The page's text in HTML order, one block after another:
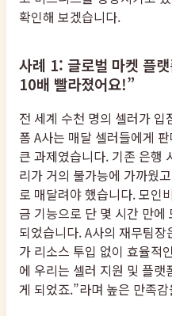
확인해 보겠습니다.
사례 1: 글로벌 마켓 플
10배 빨라졌어요!”
전 세계 수천 명의 셀러가
폼 A사는 매달 셀러들에게
큰 과제였습니다. 기존 은행
리가 거의 불가능에 가까웠
로 매달려야 했습니다. 모인
금 기능으로 단 몇 시간 만에
되었습니다. A사의 재무팀
가 리소스 투입 없이 효율적
에 우리는 셀러 지원 및 플
게 되었죠.”라며 높은 만족